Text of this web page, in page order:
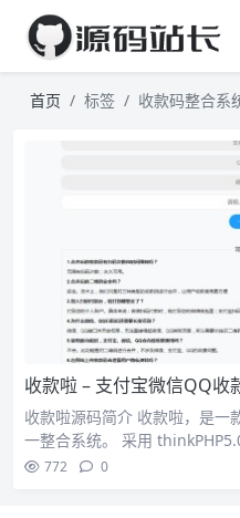
首页 标签 收款码整合系
收款啦 – 支付宝微信QQ收
收款啦源码简介 收款啦，是一
一整合系统。 采用
772 0